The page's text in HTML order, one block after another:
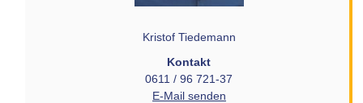
Kristof Tiedemann
Kontakt
0611 / 96 721-37
E-Mail senden